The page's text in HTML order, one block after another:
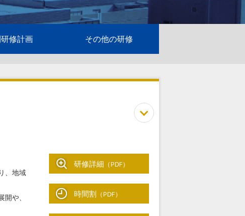
修計画 その他の研修
、地域
や、
研修詳細 （PDF）
時間割 （PDF）